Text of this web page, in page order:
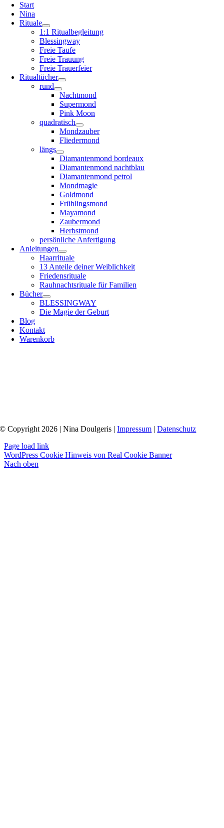
Start
Nina
Rituale
1:1 Ritualbegleitung
Blessingway
Freie Taufe
Freie Trauung
Freie Trauerfeier
Ritualtücher
rund
Nachtmond
Supermond
Pink Moon
quadratisch
Mondzauber
Fliedermond
längs
Diamantenmond bordeaux
Diamantenmond nachtblau
Diamantenmond petrol
Mondmagie
Goldmond
Frühlingsmond
Mayamond
Zaubermond
Herbstmond
persönliche Anfertigung
Anleitungen
Haarrituale
13 Anteile deiner Weiblichkeit
Friedensrituale
Rauhnachtsrituale für Familien
Bücher
BLESSINGWAY
Die Magie der Geburt
Blog
Kontakt
Warenkorb
© Copyright 2026 | Nina Doulgeris |Impressum |Datenschutz
Page load link
WordPress Cookie Hinweis von Real Cookie Banner
Nach oben